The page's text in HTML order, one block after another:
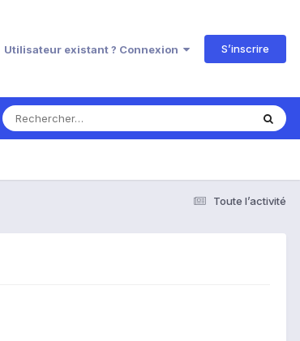
Utilisateur existant ? Connexion S’inscrire
Toute l’activité